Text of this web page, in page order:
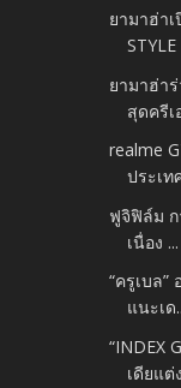
ยามาฮ่าเ
ยามาฮ่า
สุดครีเ
realme
ประเท
ฟูจิฟิล์ม
เนื่อง ...
“ครูเบล
แนะเด
“INDEX
เดียแต่